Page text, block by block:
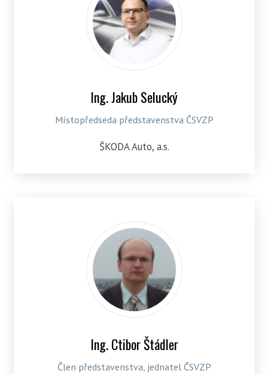
Ing. Jakub Selucký
Místopředseda představenstva ČSVZP
ŠKODA Auto, a.s.
Ing. Ctibor Štádler
Člen představenstva, jednatel ČSVZP